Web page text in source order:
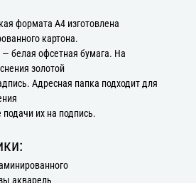
формата А4 изготовлена
картона.
белая офсетная бумага. На
золотой
Адресная папка подходит для
их на подпись.
акварель